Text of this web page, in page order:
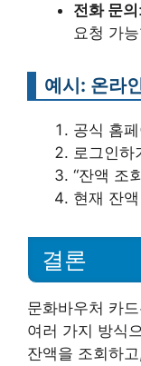
전화 문의
요청 가
예시: 온라
공식 홈
로그인하
“잔액 조
현재 잔
결론
문화바우처 카
여러 가지 방식
잔액을 조회하